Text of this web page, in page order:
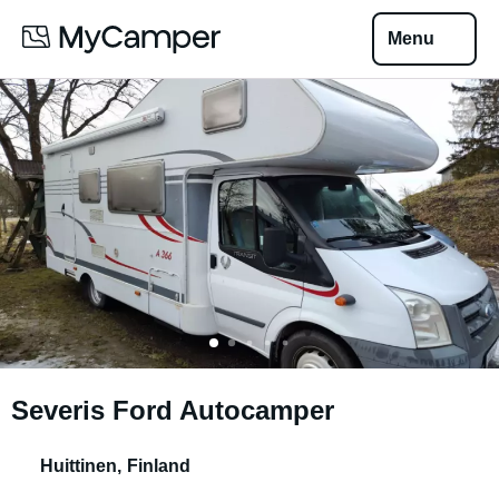
Menu
Severis Ford Autocamper
Huittinen, Finland